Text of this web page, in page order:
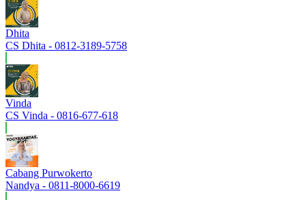
Dhita
CS Dhita - 0812-3189-5758
Vinda
CS Vinda - 0816-677-618
Cabang Purwokerto
Nandya - 0811-8000-6619